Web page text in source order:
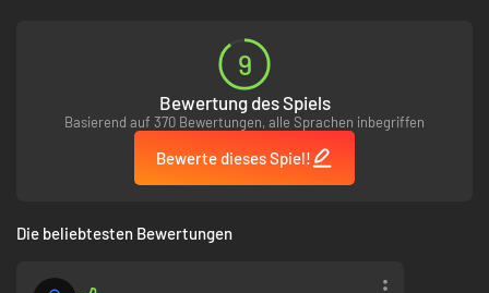
9
Bewertung des Spiels
Basierend auf 370 Bewertungen, alle Sprachen inbegriffen
Bewerte dieses Spiel!
Die beliebtesten Bewertungen